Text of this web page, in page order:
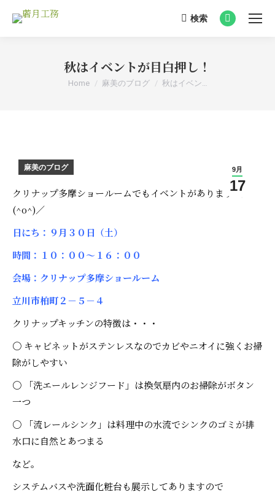
Search:
検索
Facebook
秋はイベントが目白押し！
You are here:
Home 麻美のブログ 秋はイベン…
9月
17
麻美のブログ
クリナップ多摩ショールームでもイベントがあります＼
(^o^)／
日にち：９月３０日（土）
時間：１０：００～１６：００
会場：クリナップ多摩ショールーム
立川市柏町２－５－４
クリナップキッチンの特徴は・・・
〇 キャビネットがステンレスなのでカビやニオイに強くお掃
除がしやすい
〇 「洗エールレンジフード」は換気扇内のお掃除がボタン
一つ
〇 「流レールシンク」は料理中の水流でシンクのゴミが排
水口に自然とあつまる
など。
システムバスや洗面化粧台も展示してありますので